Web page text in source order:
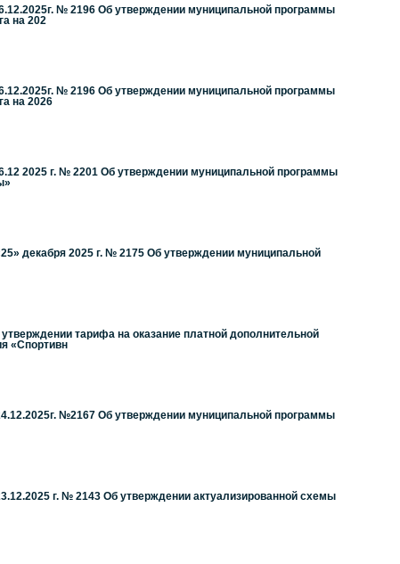
№ 2196 Об утверждении муниципальной программы
на 202
№ 2196 Об утверждении муниципальной программы
на 2026
2025 г. № 2201 Об утверждении муниципальной программы
декабря 2025 г. № 2175 Об утверждении муниципальной
тарифа на оказание платной дополнительной
«Спортивн
№2167 Об утверждении муниципальной программы
г. № 2143 Об утверждении актуализированной схемы